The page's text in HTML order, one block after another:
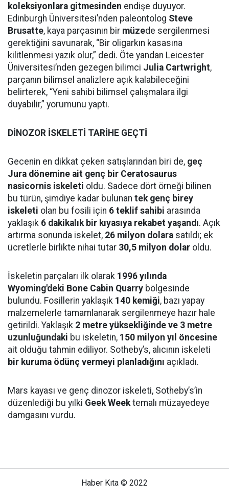
koleksiyonlara gitmesinden endişe duyuyor.
Edinburgh Üniversitesi’nden paleontolog Steve
Brusatte, kaya parçasının bir müzede sergilenmesi
gerektiğini savunarak, “Bir oligarkın kasasına
kilitlenmesi yazık olur,” dedi. Öte yandan Leicester
Üniversitesi’nden gezegen bilimci Julia Cartwright,
parçanın bilimsel analizlere açık kalabileceğini
belirterek, “Yeni sahibi bilimsel çalışmalara ilgi
duyabilir,” yorumunu yaptı.
DİNOZOR İSKELETİ TARİHE GEÇTİ
Gecenin en dikkat çeken satışlarından biri de, geç
Jura dönemine ait genç bir Ceratosaurus
nasicornis iskeleti oldu. Sadece dört örneği bilinen
bu türün, şimdiye kadar bulunan tek genç birey
iskeleti olan bu fosili için 6 teklif sahibi arasında
yaklaşık 6 dakikalık bir kıyasıya rekabet yaşandı. Açık
artırma sonunda iskelet, 26 milyon dolara satıldı; ek
ücretlerle birlikte nihai tutar 30,5 milyon dolar oldu.
İskeletin parçaları ilk olarak 1996 yılında
Wyoming'deki Bone Cabin Quarry bölgesinde
bulundu. Fosillerin yaklaşık 140 kemiği, bazı yapay
malzemelerle tamamlanarak sergilenmeye hazır hale
getirildi. Yaklaşık 2 metre yüksekliğinde ve 3 metre
uzunluğundaki bu iskeletin, 150 milyon yıl öncesine
ait olduğu tahmin ediliyor. Sotheby’s, alıcının iskeleti
bir kuruma ödünç vermeyi planladığını açıkladı.
Mars kayası ve genç dinozor iskeleti, Sotheby’s’in
düzenlediği bu yılki Geek Weektemalı müzayedeye
damgasını vurdu.
Haber Kıta © 2022